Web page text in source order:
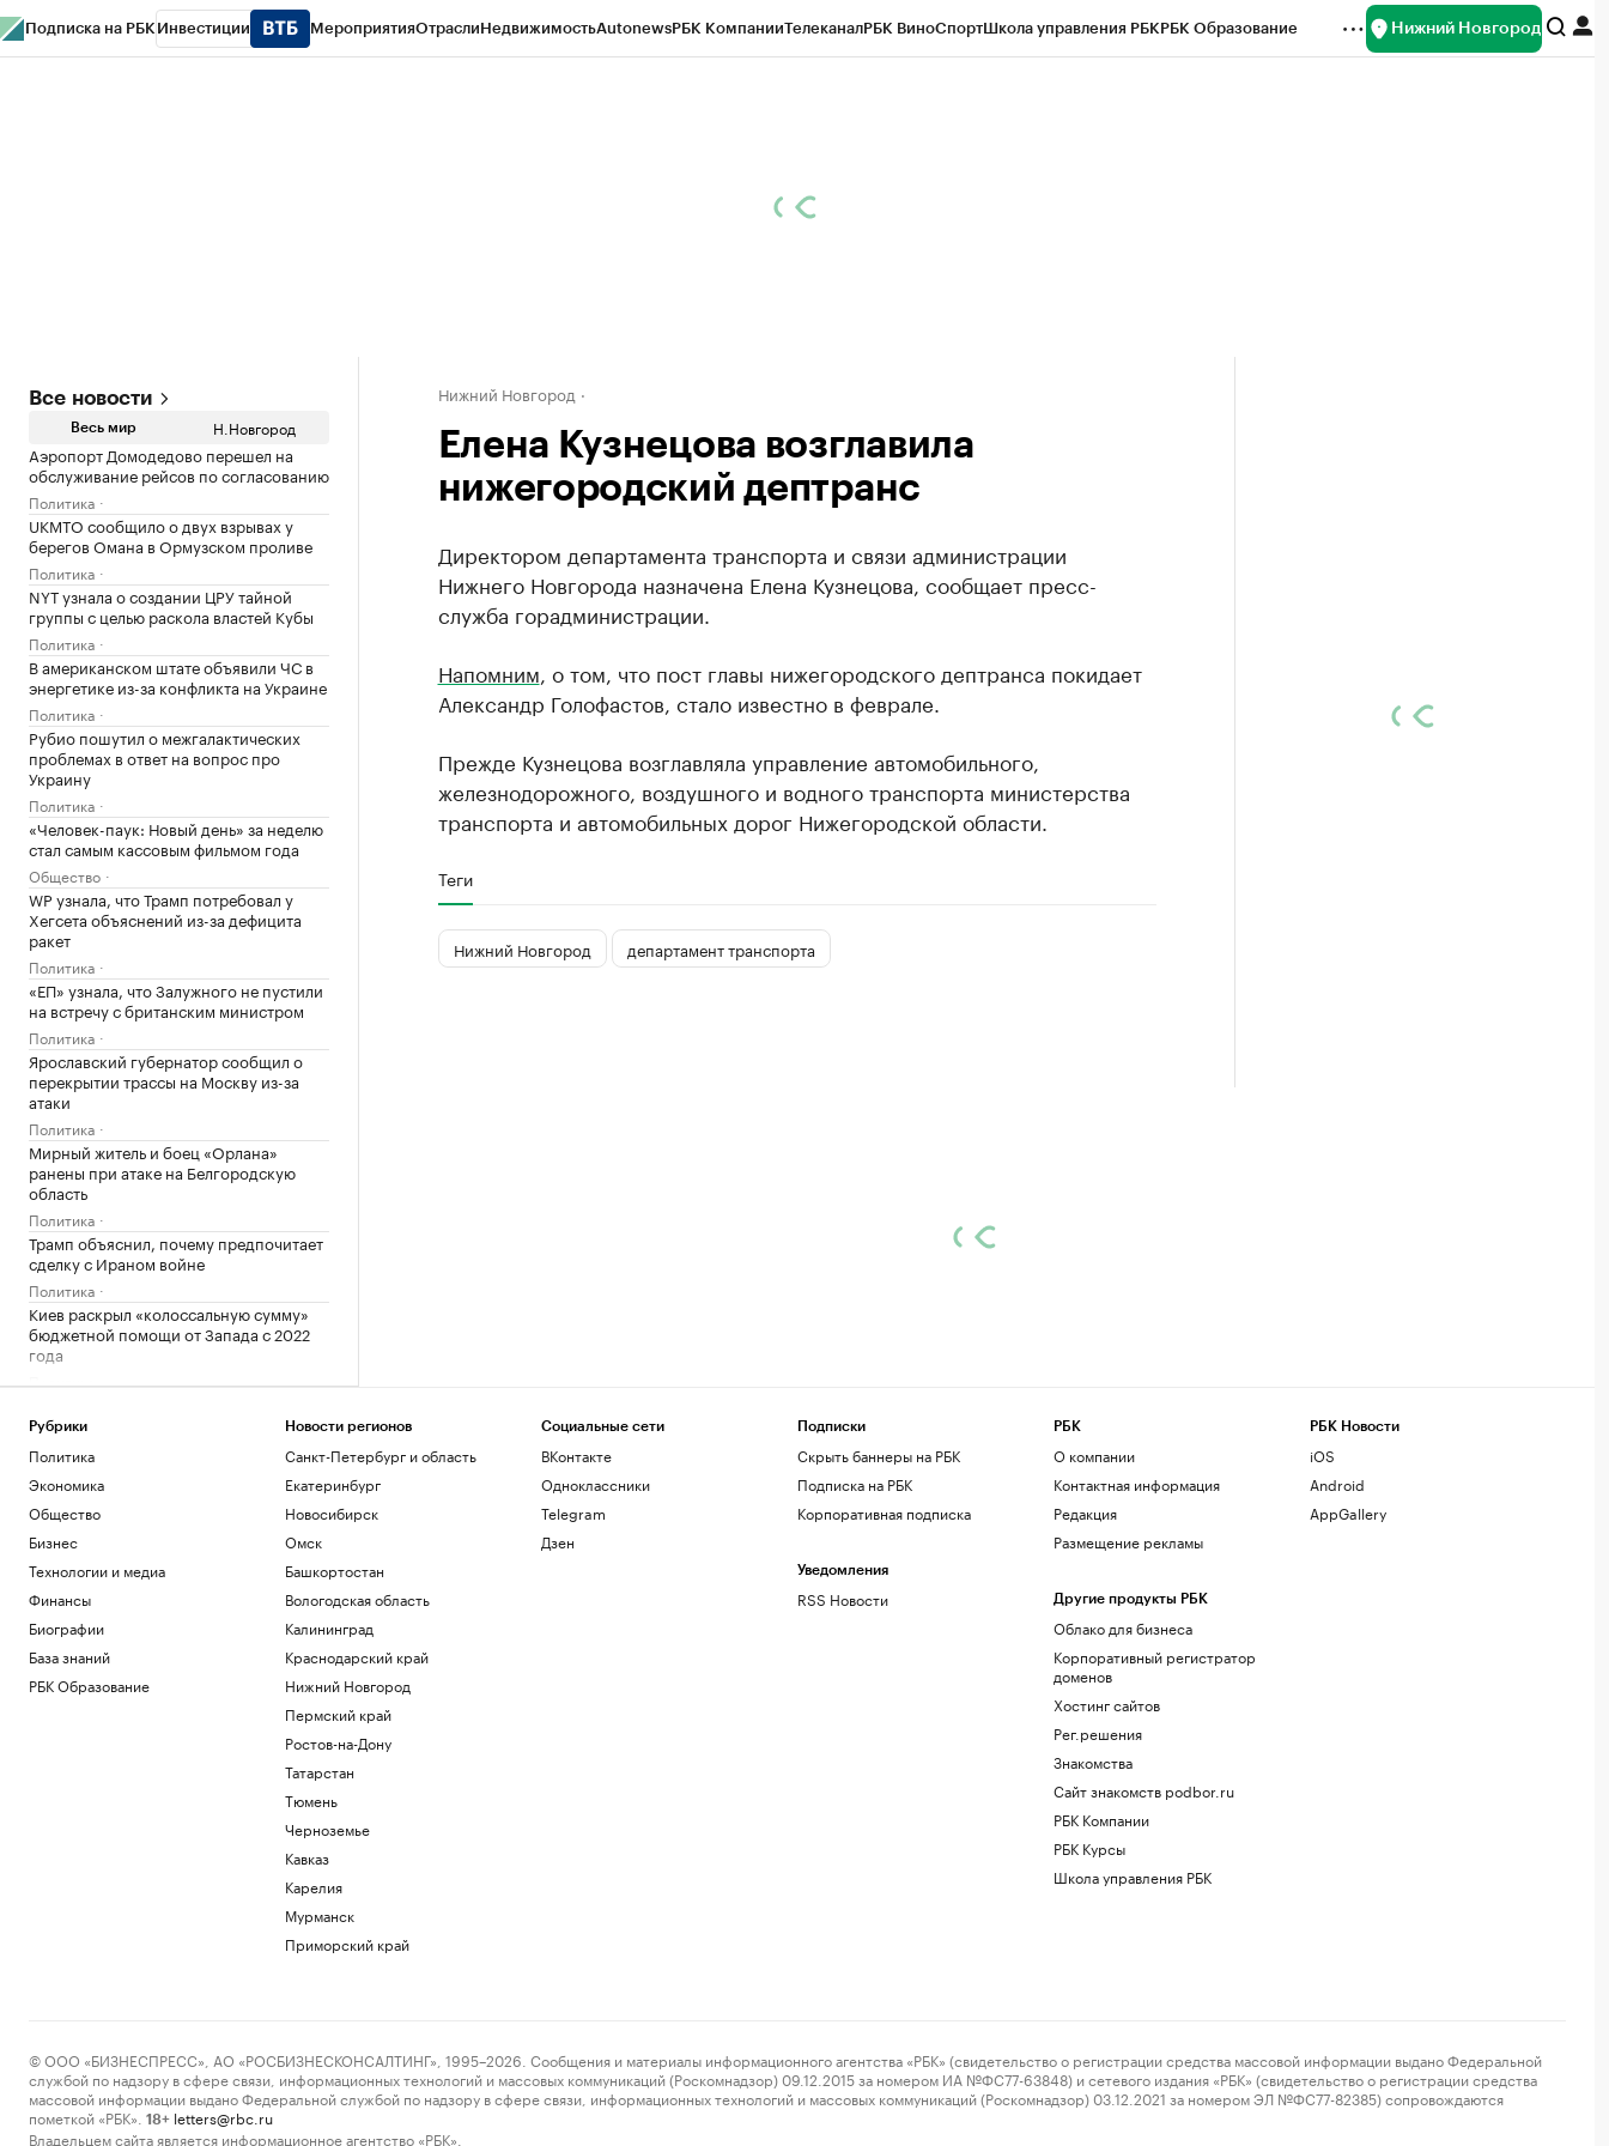
Подписка на РБК Инвестиции МероприятияОтраслиНедвижимостьAutonewsРБК КомпанииТелеканалРБК ВиноСпортШкола управления РБКРБК Образование Нижний Новгород
Все новости
Весь мир Н.Новгород
Аэропорт Домодедово перешел на
обслуживание рейсов по согласованию
Политика
UKMTO сообщило о двух взрывах у
берегов Омана в Ормузском проливе
Политика
NYT узнала о создании ЦРУ тайной
группы с целью раскола властей Кубы
Политика
В американском штате объявили ЧС в
энергетике из-за конфликта на Украине
Политика
Рубио пошутил о межгалактических
проблемах в ответ на вопрос про
Украину
Политика
«Человек-паук: Новый день» за неделю
стал самым кассовым фильмом года
Общество
WP узнала, что Трамп потребовал у
Хегсета объяснений из-за дефицита
ракет
Политика
«ЕП» узнала, что Залужного не пустили
на встречу с британским министром
Политика
Ярославский губернатор сообщил о
перекрытии трассы на Москву из-за
атаки
Политика
Мирный житель и боец «Орлана»
ранены при атаке на Белгородскую
область
Политика
Трамп объяснил, почему предпочитает
сделку с Ираном войне
Политика
Киев раскрыл «колоссальную сумму»
бюджетной помощи от Запада с 2022
года
Политика
аэропортов выросло до восьми
Политика
Залужный заявил, что Киев исчерпал
ресурс вооружений в конфликте
Политика
Лантратова заявила, что судьба более
300 курян неизвестна после вторжения
Политика
беспилотника
Политика
В Грузии назвали причину полного
нацбезопасности актрису из сериала
Reuters раскрыл одну из крупнейших
Нижний Новгород
Елена Кузнецова возглавила
нижегородский дептранс
Директором департамента транспорта и связи администрации
Нижнего Новгорода назначена Елена Кузнецова, сообщает пресс-
служба горадминистрации.
Напомним , о том, что пост главы нижегородского дептранса покидает
Александр Голофастов, стало известно в феврале.
Прежде Кузнецова возглавляла управление автомобильного,
железнодорожного, воздушного и водного транспорта министерства
транспорта и автомобильных дорог Нижегородской области.
Теги
Нижний Новгород департамент транспорта
Рубрики
Политика
Экономика
Общество
Бизнес
Технологии и медиа
Финансы
Биографии
База знаний
РБК Образование
Новости регионов
Санкт-Петербург и область
Екатеринбург
Новосибирск
Омск
Башкортостан
Вологодская область
Калининград
Краснодарский край
Нижний Новгород
Пермский край
Ростов-на-Дону
Татарстан
Тюмень
Черноземье
Кавказ
Карелия
Мурманск
Приморский край
Социальные сети
ВКонтакте
Одноклассники
Telegram
Дзен
Подписки
Скрыть баннеры на РБК
Подписка на РБК
Корпоративная подписка
Уведомления
RSS Новости
РБК
О компании
Контактная информация
Редакция
Размещение рекламы
Другие продукты РБК
Облако для бизнеса
Корпоративный регистратор
доменов
Хостинг сайтов
Рег.решения
Знакомства
Сайт знакомств podbor.ru
РБК Компании
РБК Курсы
Школа управления РБК
РБК Новости
iOS
Android
AppGallery
© ООО «БИЗНЕСПРЕСС», АО «РОСБИЗНЕСКОНСАЛТИНГ», 1995–2026. Сообщения и материалы информационного агентства «РБК» (свидетельство о регистрации средства массовой информации выдано Федеральной
службой по надзору в сфере связи, информационных технологий и массовых коммуникаций (Роскомнадзор) 09.12.2015 за номером ИА №ФС77-63848) и сетевого издания «РБК» (свидетельство о регистрации средства
массовой информации выдано Федеральной службой по надзору в сфере связи, информационных технологий и массовых коммуникаций (Роскомнадзор) 03.12.2021 за номером ЭЛ №ФС77-82385) сопровождаются
пометкой «РБК».
18+ letters@rbc.ru
Владельцем сайта является информационное агентство «РБК».